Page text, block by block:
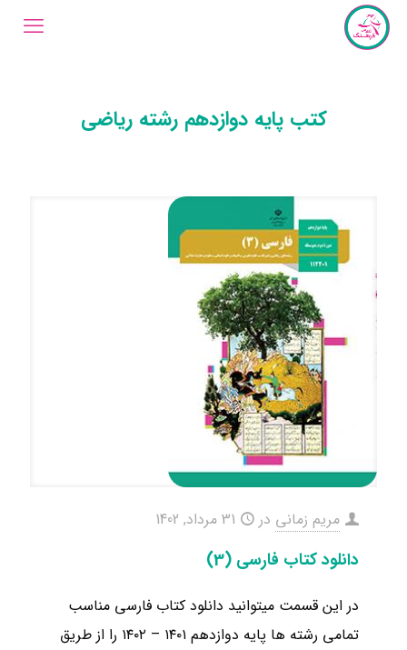
کتب پایه دوازدهم رشته ریاضی
مریم زمانی در 31 مرداد, 1402
دانلود کتاب فارسی (3)
در این قسمت میتوانید دانلود کتاب فارسی مناسب
تمامی رشته ها ​پایه دوازدهم ۱۴۰۱ – ۱۴۰۲ را از طریق